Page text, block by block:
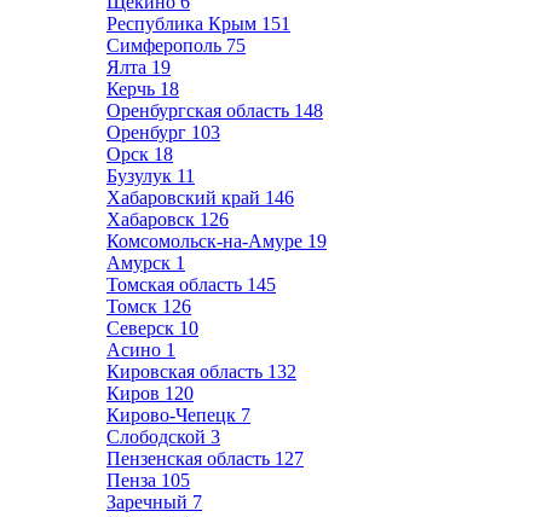
Республика Крым 151
Симферополь 75
Ялта 19
Керчь 18
Оренбургская область 148
Оренбург 103
Орск 18
Бузулук 11
Хабаровский край 146
Хабаровск 126
Комсомольск-на-Амуре 19
Амурск 1
Томская область 145
Томск 126
Северск 10
Асино 1
Кировская область 132
Киров 120
Кирово-Чепецк 7
Слободской 3
Пензенская область 127
Пенза 105
Заречный 7